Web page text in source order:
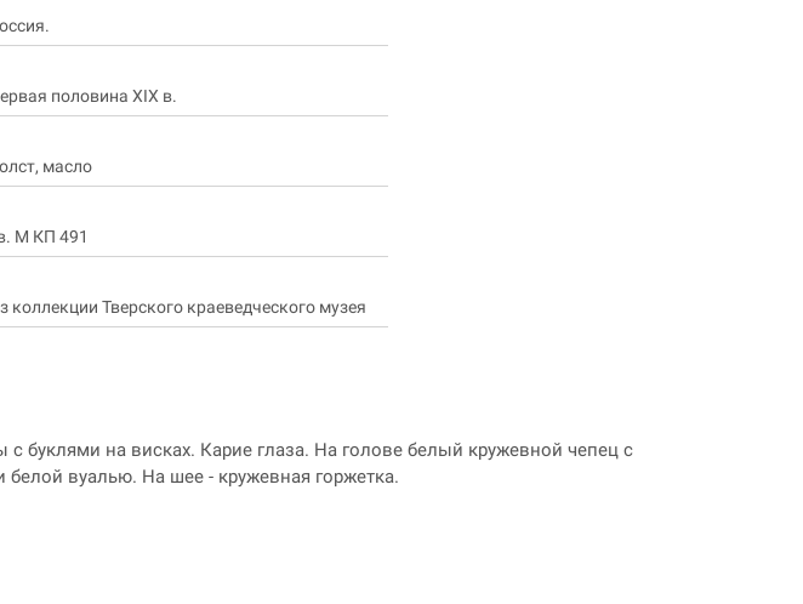
половина XIX в.
масло
М КП 491
коллекции Тверского краеведческого музея
на висках. Карие глаза. На голове белый кружевной чепец с
вуалью. На шее - кружевная горжетка.